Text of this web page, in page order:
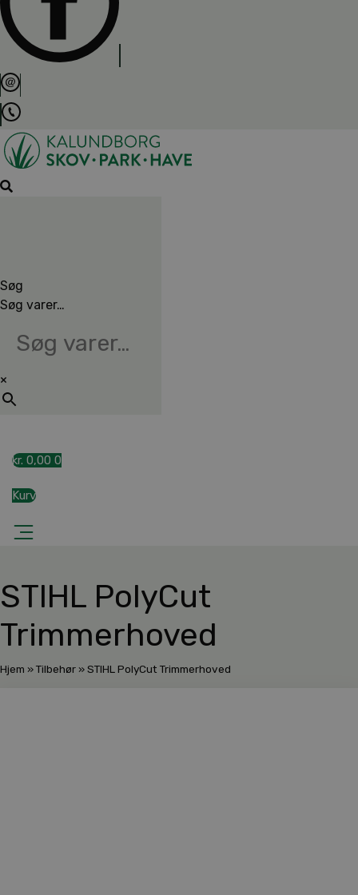
Søg
Søg varer…
×
kr. 0,00 0
Kurv
STIHL PolyCut
Trimmerhoved
Hjem »Tilbehør»STIHL PolyCut Trimmerhoved